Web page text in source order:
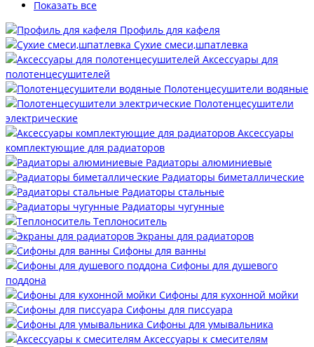
Показать все
Профиль для кафеля
Сухие смеси,шпатлевка
Аксессуары для
полотенцесушителей
Полотенцесушители водяные
Полотенцесушители
электрические
Аксессуары
комплектующие для радиаторов
Радиаторы алюминиевые
Радиаторы биметаллические
Радиаторы стальные
Радиаторы чугунные
Теплоноситель
Экраны для радиаторов
Сифоны для ванны
Сифоны для душевого
поддона
Сифоны для кухонной мойки
Сифоны для писсуара
Сифоны для умывальника
Аксессуары к смесителям